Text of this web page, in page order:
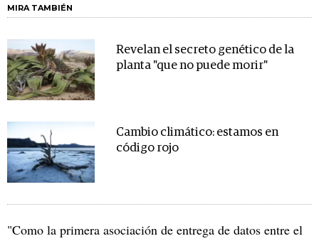
MIRA TAMBIÉN
Revelan el secreto genético de la
planta "que no puede morir"
Cambio climático: estamos en
código rojo
"Como la primera asociación de entrega de datos entre el